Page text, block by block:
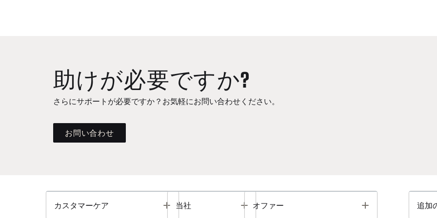
助けが必要ですか?
さらにサポートが必要ですか？お気軽にお問い合わせください。
お問い合わせ
カスタマーケア Toggle
当社 Toggle
オファー Toggle 追加